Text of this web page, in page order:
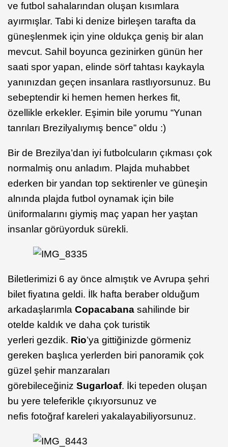
ve futbol sahalarından oluşan kısımlara
ayırmışlar. Tabi ki denize birleşen tarafta da
güneşlenmek için yine oldukça geniş bir alan
mevcut. Sahil boyunca gezinirken günün her
saati spor yapan, elinde sörf tahtası kaykayla
yanınızdan geçen insanlara rastlıyorsunuz. Bu
sebeptendir ki hemen hemen herkes fit,
özellikle erkekler. Eşimin bile yorumu “Yunan
tanrıları Brezilyalıymış bence” oldu :)
Bir de Brezilya’dan iyi futbolcuların çıkması çok
normalmiş onu anladım. Plajda muhabbet
ederken bir yandan top sektirenler ve güneşin
alnında plajda futbol oynamak için bile
üniformalarını giymiş maç yapan her yaştan
insanlar görüyorduk sürekli.
Biletlerimizi 6 ay önce almıştık ve Avrupa şehri
bilet fiyatına geldi. İlk hafta beraber olduğum
arkadaşlarımla Copacabana sahilinde bir
otelde kaldık ve daha çok turistik
yerleri gezdik. Rio’ya gittiğinizde görmeniz
gereken başlıca yerlerden biri panoramik çok
güzel şehir manzaraları
görebileceğiniz Sugarloaf. İki tepeden oluşan
bu yere teleferikle çıkıyorsunuz ve
nefis fotoğraf kareleri yakalayabiliyorsunuz.